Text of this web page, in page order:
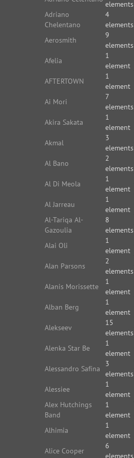
elements
Adriano
Chelentano
4
elements
Aerosmith
9
elements
Afelia
1
element
AFTERTOWN
1
element
Ai Mori
7
elements
Akira Sakata
1
element
Akmal
3
elements
Al Bano
2
elements
Al Di Meola
1
element
Al Jarreau
1
element
Al-Tariqa Al-
Gazoulia
8
elements
Alai Oli
1
element
Alan Parsons
2
elements
Alanis Morissette
1
element
Alban Berg
1
element
Alekseev
15
elements
Alenka Star Be
1
element
Alessandro Safína
3
elements
Alessiee
1
element
Alex Hutchings
Band
1
element
Alhimia
1
element
Alice Cooper
6
elements